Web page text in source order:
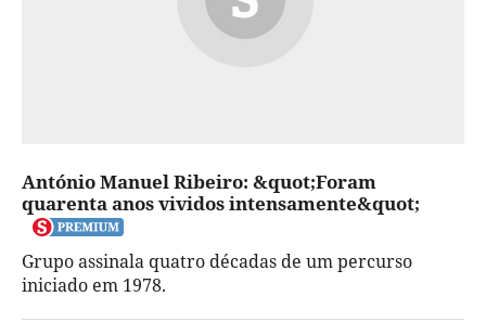
António Manuel Ribeiro: &quot;Foram
quarenta anos vividos intensamente&quot;
Grupo assinala quatro décadas de um percurso
iniciado em 1978.